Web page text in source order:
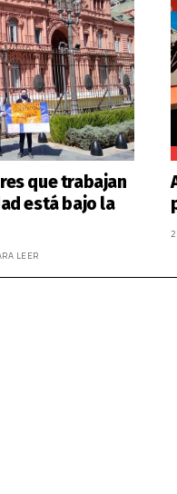
que trabajan
está bajo la
LEER